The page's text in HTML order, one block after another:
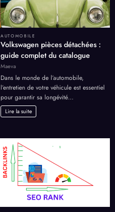
AUTOMOBILE
Volkswagen pièces détachées :
guide complet du catalogue
Maeva
Dans le monde de l’automobile,
l’entretien de votre véhicule est essentiel
pour garantir sa longévité…
Lire la suite